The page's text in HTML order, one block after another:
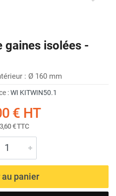
gaines isolées -
: Ø 160 mm
:WI KITWIN50.1
€ HT
€TTC
panier